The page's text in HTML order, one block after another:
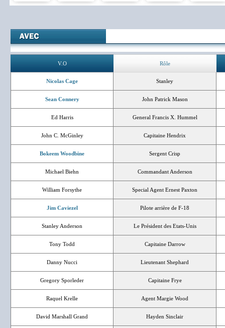
V.O Rôle
Nicolas Cage Stanley
Sean Connery John Patrick Mason
Ed Harris General Francis X. Hummel
John C. McGinley Capitaine Hendrix
Bokeem Woodbine Sergent Crisp
Michael Biehn Commandant Anderson
William Forsythe Special Agent Ernest Paxton
Jim Caviezel Pilote arrière de F-18
Stanley Anderson Le Président des Etats-Unis
Tony Todd Capitaine Darrow
Danny Nucci Lieutenant Shephard
Gregory Sporleder Capitaine Frye
Raquel Krelle Agent Margie Wood
David Marshall Grand Hayden Sinclair